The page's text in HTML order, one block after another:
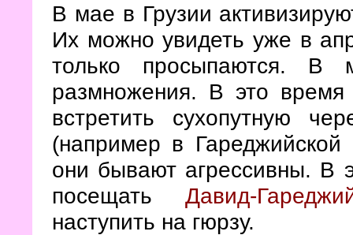
В мае в Грузии
Их можно увидеть уже в
только просыпаются.
размножения. В это
встретить сухопутную
(например в
они бывают агрессивны. В
посещать Давид-
наступить на гюрзу.